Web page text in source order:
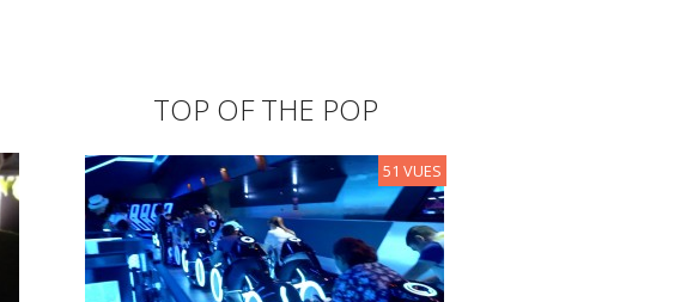
TOP OF THE POP
51 VUES